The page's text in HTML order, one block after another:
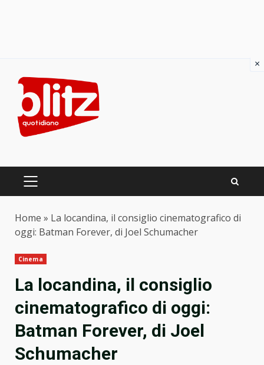
content
PRIMARY
Home » La locandina, il consiglio cinematografico di
oggi: Batman Forever, di Joel Schumacher
Cinema
La locandina, il consiglio
cinematografico di oggi:
Batman Forever, di Joel
Schumacher
×